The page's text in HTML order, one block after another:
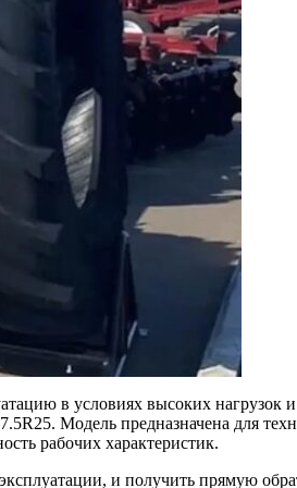
в условиях высоких нагрузок
Модель предназначена для
рабочих характеристик.
и получить прямую